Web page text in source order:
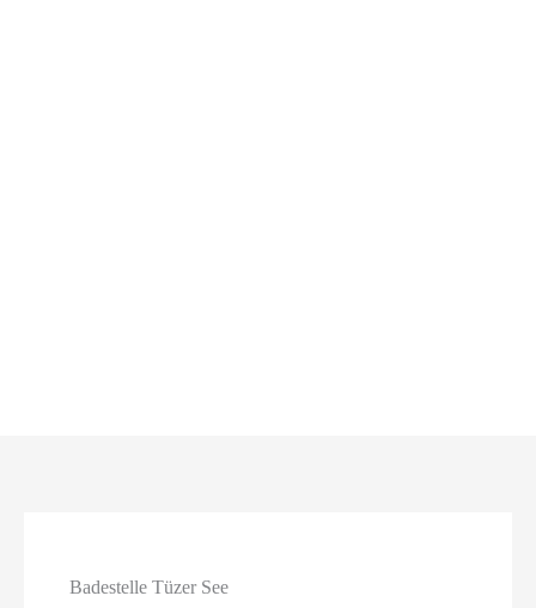
Badestelle Tüzer See